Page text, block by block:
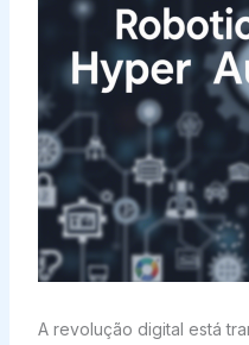
A revolução digital está